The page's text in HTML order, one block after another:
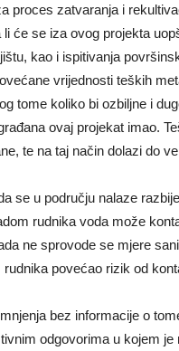
proces zatvaranja i
će se iza ovog projekta
kao i ispitivanja
vrijednosti teških
tome koliko bi ozbiljne i
ovaj projekat imao.
te na taj način dolazi do
se u području nalaze
rudnika voda može
ne sprovode se mjere
povećao rizik od
bez informacije o
odgovorima u kojem je